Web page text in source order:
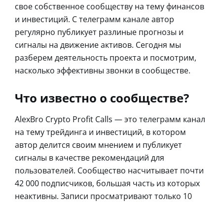
свое собственное сообществу на тему финансов
и инвестиций. С телеграмм канале автор
регулярно публикует разлиные прогнозы и
сигналы на движение активов. Сегодня мы
разберем деятельность проекта и посмотрим,
насколько эффективны звонки в сообществе.
Что известно о сообществе?
AlexBro Crypto Profit Calls — это телеграмм канал
на тему трейдинга и инвестиций, в котором
автор делится своим мнением и публикует
сигналы в качестве рекомендаций для
пользователей. Сообщество насчитывает почти
42 000 подписчиков, большая часть из которых
неактивны. Записи просматривают только 10